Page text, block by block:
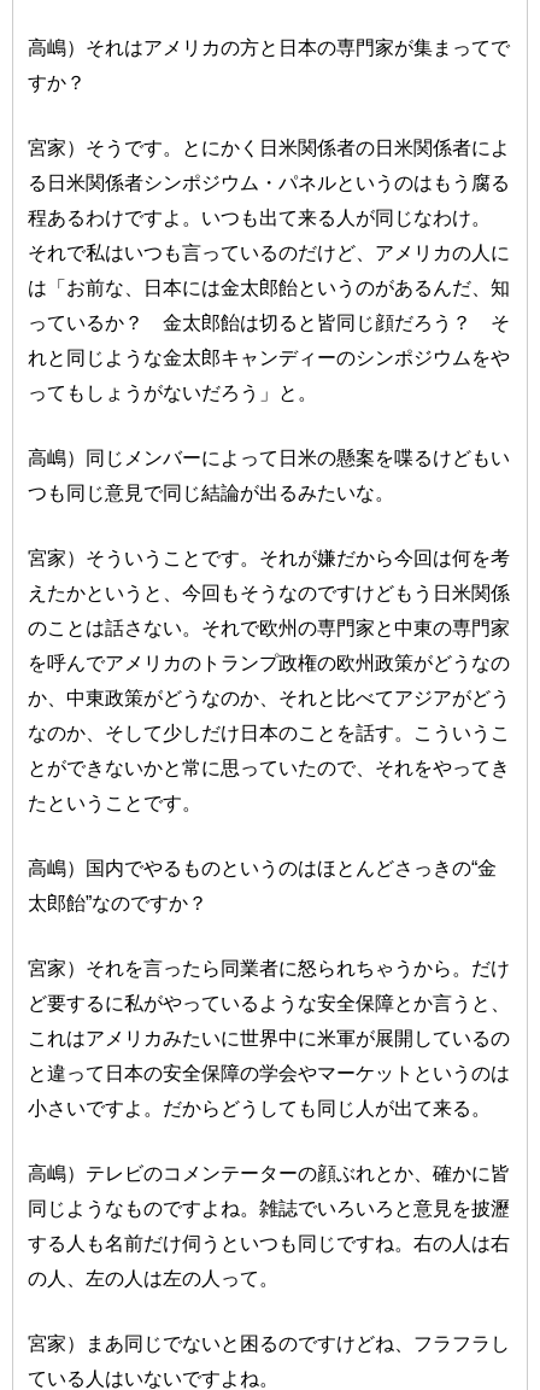
高嶋）それはアメリカの方と日本の専門家が集まってで
すか？
宮家）そうです。とにかく日米関係者の日米関係者によ
る日米関係者シンポジウム・パネルというのはもう腐る
程あるわけですよ。いつも出て来る人が同じなわけ。
それで私はいつも言っているのだけど、アメリカの人に
は「お前な、日本には金太郎飴というのがあるんだ、知
っているか？ 金太郎飴は切ると皆同じ顔だろう？ そ
れと同じような金太郎キャンディーのシンポジウムをや
ってもしょうがないだろう」と。
高嶋）同じメンバーによって日米の懸案を喋るけどもい
つも同じ意見で同じ結論が出るみたいな。
宮家）そういうことです。それが嫌だから今回は何を考
えたかというと、今回もそうなのですけどもう日米関係
のことは話さない。それで欧州の専門家と中東の専門家
を呼んでアメリカのトランプ政権の欧州政策がどうなの
か、中東政策がどうなのか、それと比べてアジアがどう
なのか、そして少しだけ日本のことを話す。こういうこ
とができないかと常に思っていたので、それをやってき
たということです。
高嶋）国内でやるものというのはほとんどさっきの“金
太郎飴”なのですか？
宮家）それを言ったら同業者に怒られちゃうから。だけ
ど要するに私がやっているような安全保障とか言うと、
これはアメリカみたいに世界中に米軍が展開しているの
と違って日本の安全保障の学会やマーケットというのは
小さいですよ。だからどうしても同じ人が出て来る。
高嶋）テレビのコメンテーターの顔ぶれとか、確かに皆
同じようなものですよね。雑誌でいろいろと意見を披瀝
する人も名前だけ伺うといつも同じですね。右の人は右
の人、左の人は左の人って。
宮家）まあ同じでないと困るのですけどね、フラフラし
ている人はいないですよね。